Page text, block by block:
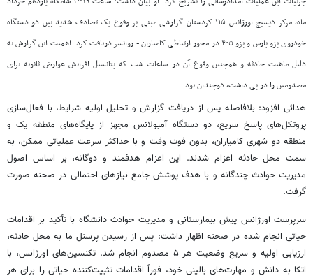
ماه، مرکز دیسپچ اورژانس ۱۱۵ کردستان گزارشی مبنی بر وقوع یک تصادف شدید بین دو دستگاه
خودروی پژو پارس و پژو ۴۰۵ در محور ارتباطی کامیاران - روانسر دریافت کرد. اهمیت این گزارش به
دلیل ماهیت حادثه و همچنین وقوع آن در ساعات شب که پتانسیل افزایش عوارض ثانویه برای
مصدومین را در پی داشت، دوچندان بود.
هدائی افزود: بلافاصله پس از دریافت گزارش و تحلیل اولیه شرایط، با فعال‌سازی
پروتکل‌های پاسخ سریع، دو دستگاه آمبولانس مجهز از پایگاه‌های منطقه یک و
منطقه دو شهری کامیاران، بدون فوت وقت و با حداکثر سرعت عملیاتی ممکن، به
سمت محل حادثه اعزام شدند. این اعزام هدفمند و دوگانه، بر اساس اصول
مدیریت حوادث چندگانه و با هدف پوشش جامع نیازهای احتمالی در صحنه صورت
گرفت.
سرپرست اورژانس پیش بیمارستانی و مدیریت حوادث دانشگاه با تأکید بر اقدامات
حیاتی انجام شده در صحنه اظهار داشت: پس از رسیدن پرسنل ما به محل حادثه،
ارزیابی اولیه و سریع وضعیت هر ۵ مصدوم انجام شد. تکنسین‌های اورژانس، با
اتکا به دانش و مهارت‌های بالینی خود، فوراً اقدامات تثبیت‌کننده حیاتی را برای هر